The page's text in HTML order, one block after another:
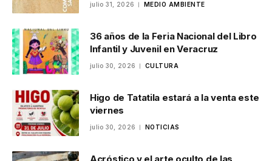
julio 31, 2026 MEDIO AMBIENTE
36 años de la Feria Nacional del Libro
Infantil y Juvenil en Veracruz
julio 30, 2026 CULTURA
Higo de Tatatila estará a la venta este
viernes
julio 30, 2026 NOTICIAS